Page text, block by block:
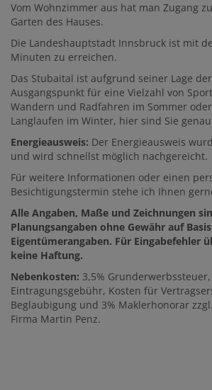
Vom Wohnzimmer aus hat man Zugang
Garten des Hauses.
Die Landeshauptstadt Innsbruck ist mit
Minuten zu erreichen.
Das Stubaital ist aufgrund seiner Lage
Ausgangspunkt für eine Vielzahl von
Wandern und Radfahren im Sommer
Langlaufen im Winter, hier sind Sie
Energieausweis: Der Energieausweis
und wird schnellst möglich nachgereicht.
Für weitere Informationen oder einen
Besichtigungstermin stehe ich Ihnen
Alle Angaben, Maße und Zeichnungen
Planungsangaben ohne Gewähr auf
Eigentümerangaben. Für Eingabefehler
keine Haftung.
Nebenkosten: 3,5% Grunderwerbssteuer,
Eintragungsgebühr, Kosten für
Beglaubigung und 3% Maklerhonorar
Firma Martin Penz.